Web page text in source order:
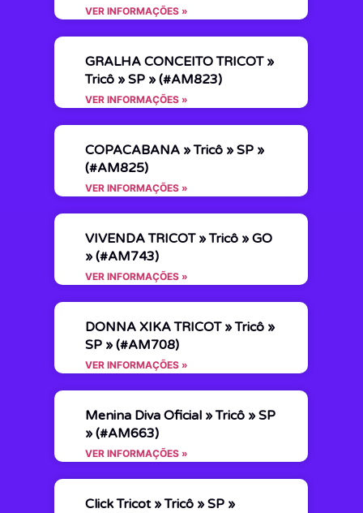
VER INFORMAÇÕES »
GRALHA CONCEITO TRICOT »
Tricô » SP » (#AM823)
VER INFORMAÇÕES »
COPACABANA » Tricô » SP »
(#AM825)
VER INFORMAÇÕES »
VIVENDA TRICOT » Tricô » GO
» (#AM743)
VER INFORMAÇÕES »
DONNA XIKA TRICOT » Tricô »
SP » (#AM708)
VER INFORMAÇÕES »
Menina Diva Oficial » Tricô » SP
» (#AM663)
VER INFORMAÇÕES »
Click Tricot » Tricô » SP »